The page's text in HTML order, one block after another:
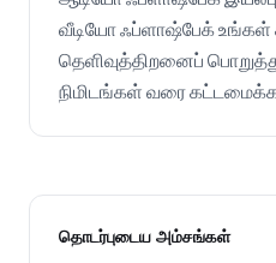
வீடியோ ஃப்ளாஷ்பேக் உங்கள்
தெளிவுத்திறனைப்
நிமிடங்கள் வரை
தொடர்புடைய அம்சங்கள்